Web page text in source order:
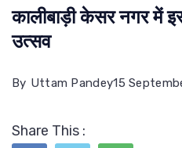
कालीबाड़ी केसर नगर में इस
उत्सव
By Uttam Pandey15
Share This :